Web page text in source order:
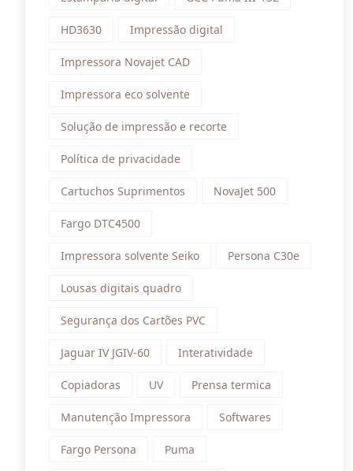
HD3630 Impressão digital
Impressora Novajet CAD
Impressora eco solvente
Solução de impressão e recorte
Política de privacidade
Cartuchos Suprimentos NovaJet 500
Fargo DTC4500
Impressora solvente Seiko Persona C30e
Lousas digitais quadro
Segurança dos Cartões PVC
Jaguar IV JGIV-60 Interatividade
Copiadoras UV Prensa termica
Manutenção Impressora Softwares
Fargo Persona Puma